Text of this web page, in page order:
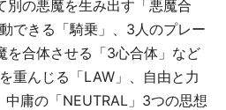
別の悪魔を生み出す「悪魔合
できる「騎乗」、3人のプレー
を合体させる「3心合体」など
重んじる「LAW」、自由と力
中庸の「NEUTRAL」3つの思想